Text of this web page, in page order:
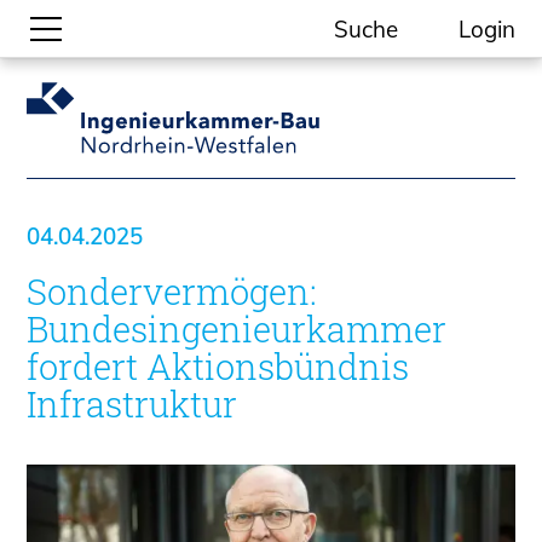
Suche
Gesellschaftliche Themen
Aktuelle Meldungen
Kein Ding ohne ING.
Ingenieurkammer-Bau NRW
Willkommen bei der Kammer
Aufgaben
Gremien
Geschäftsstelle
Veranstaltungsformate
Unsere Publikationen
Login
04.04.2025
Sondervermögen:
Bundesingenieurkammer
fordert Aktionsbündnis
Infrastruktur